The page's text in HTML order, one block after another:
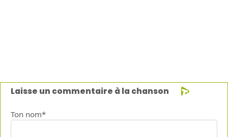
Laisse un commentaire à la chanson
Ton nom*